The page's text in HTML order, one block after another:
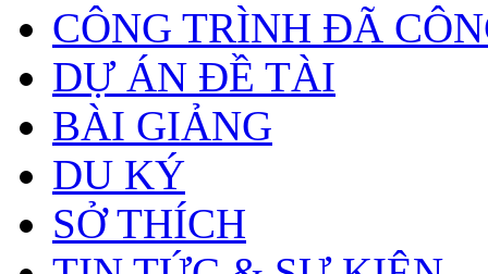
CÔNG TRÌNH ĐÃ
DỰ ÁN ĐỀ TÀI
BÀI GIẢNG
DU KÝ
SỞ THÍCH